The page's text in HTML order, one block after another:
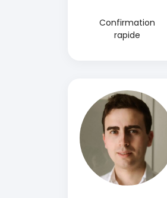
Confirmation
rapide